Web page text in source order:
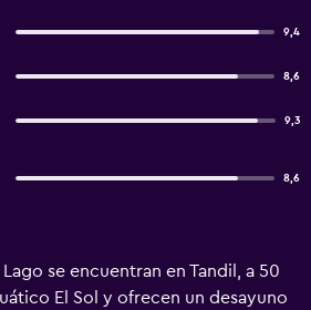
9,4
8,6
9,3
8,6
Lago se encuentran en Tandil, a 50
El Sol y ofrecen un desayuno